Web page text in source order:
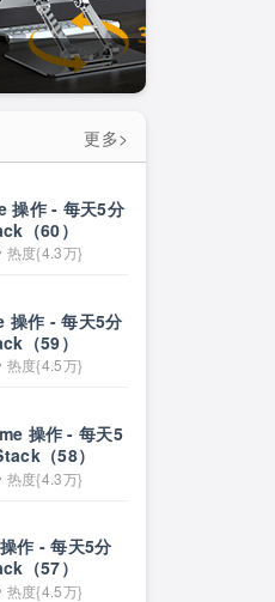
更多>
操作 - 每天5分
（60）
热度{4.3万}
作 - 每天5分
（59）
热度{4.5万}
操作 - 每天5
（58）
热度{4.3万}
作 - 每天5分
（57）
热度{4.5万}